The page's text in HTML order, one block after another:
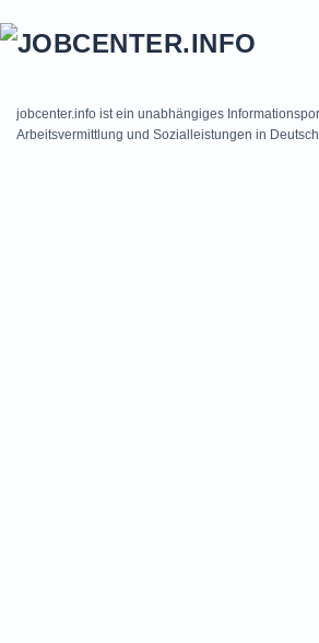
jobcenter.info ist ein unabhängiges
Arbeitsvermittlung und Sozialleistungen in